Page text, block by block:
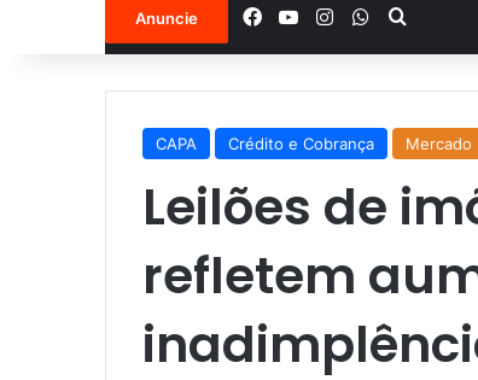
Anuncie Facebook
YouTubeInstagramWhatsApp
CAPA Crédito e Cobrança Mercado
Leilões de
refletem